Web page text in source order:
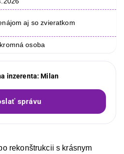
aj so zvieratkom
osoba
inzerenta:Milan
správu
rekonštrukcii s krásnym